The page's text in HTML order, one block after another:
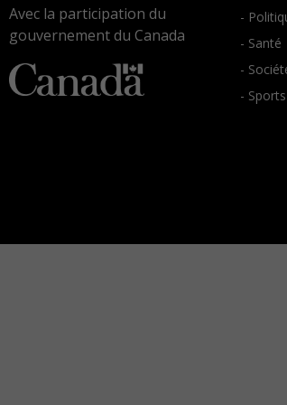
Avec la participation du
gouvernement du Canada
-
- Santé
-
- Sports